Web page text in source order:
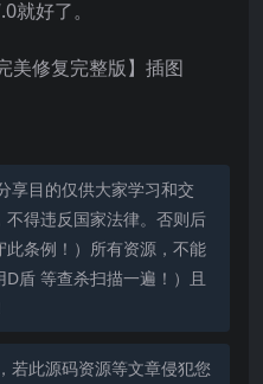
就好了。
享目的仅供大家学习和交
得违反国家法律。否则后
条例！）所有资源，不能
盾 等查杀扫描一遍！）且
若此源码资源等文章侵犯您